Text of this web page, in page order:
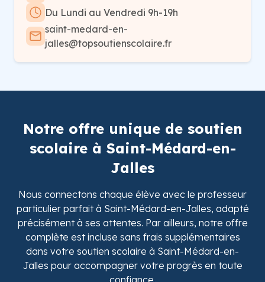
Du Lundi au Vendredi 9h-19h
saint-medard-en-
jalles@topsoutienscolaire.fr
Notre offre unique de soutien
scolaire à Saint-Médard-en-
Jalles
Nous connectons chaque élève avec le professeur
particulier parfait à Saint-Médard-en-Jalles, adapté
précisément à ses attentes. Par ailleurs, notre offre
complète est incluse sans frais supplémentaires
dans votre soutien scolaire à Saint-Médard-en-
Jalles pour accompagner votre progrès en toute
confiance.